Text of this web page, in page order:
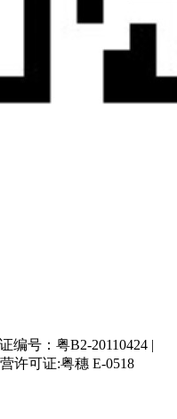
编号：粤B2-20110424 |
许可证:粤穗 E-0518